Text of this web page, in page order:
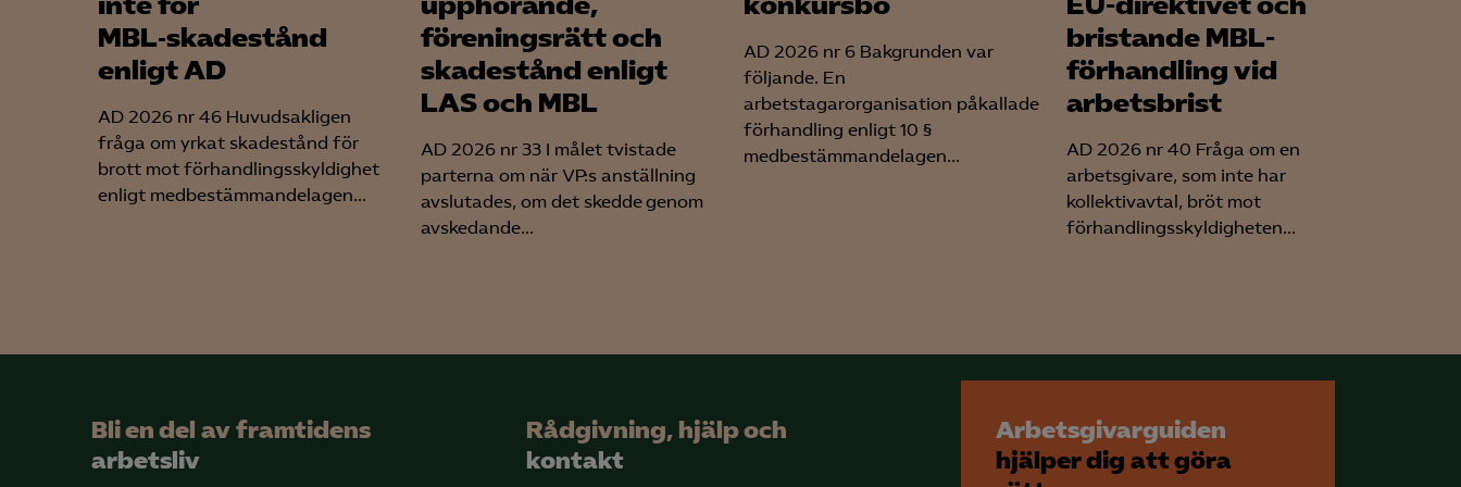
Leadfeeder
Microsoft Ads
MBL‑skadestånd
enligt AD
AD 2026 nr 46 Huvudsakligen
fråga om yrkat skadestånd för
brott mot förhandlingsskyldighet
enligt medbestämmandelagen...
föreningsrätt och
skadestånd enligt
LAS och MBL
AD 2026 nr 33 I målet tvistade
parterna om när VP:s anställning
avslutades, om det skedde genom
avskedande...
AD 2026 nr 6 Bakgrunden var
följande. En
arbetstagarorganisation påkallade
förhandling enligt 10 §
medbestämmandelagen...
bristande MBL-
förhandling vid
arbetsbrist
AD 2026 nr 40 Fråga om en
arbetsgivare, som inte har
kollektivavtal, bröt mot
förhandlingsskyldigheten...
Bli en del av framtidens
arbetsliv
Rådgivning, hjälp och
kontakt
Arbetsgivarguiden
hjälper dig att göra